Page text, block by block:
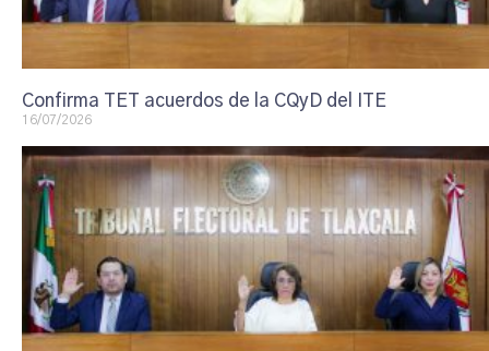
Confirma TET acuerdos de la CQyD del ITE
16/07/2026